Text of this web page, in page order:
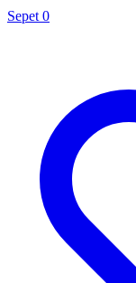
Sepet 0